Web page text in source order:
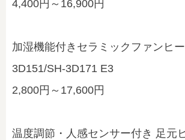
4,400円～16,900円
加湿機能付きセラミックファンヒ
3D151/SH-3D171 E3
2,800円～17,600円
温度調節・人感センサー付き 足元